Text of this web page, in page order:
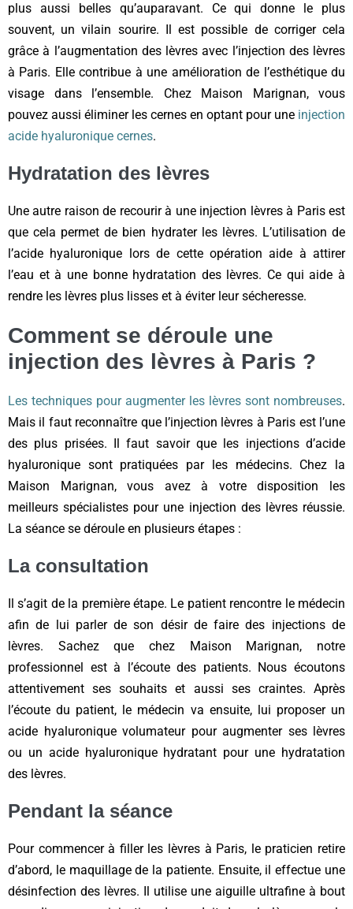
plus aussi belles qu’auparavant. Ce qui donne le plus
souvent, un vilain sourire. Il est possible de corriger cela
grâce à l’augmentation des lèvres avec l’injection des lèvres
à Paris. Elle contribue à une amélioration de l’esthétique du
visage dans l’ensemble. Chez Maison Marignan, vous
pouvez aussi éliminer les cernes en optant pour une injection
acide hyaluronique cernes.
Hydratation des lèvres
Une autre raison de recourir à une injection lèvres à Paris est
que cela permet de bien hydrater les lèvres. L’utilisation de
l’acide hyaluronique lors de cette opération aide à attirer
l’eau et à une bonne hydratation des lèvres. Ce qui aide à
rendre les lèvres plus lisses et à éviter leur sécheresse.
Comment se déroule une
injection des lèvres à Paris ?
Les techniques pour augmenter les lèvres sont nombreuses.
Mais il faut reconnaître que l’injection lèvres à Paris est l’une
des plus prisées. Il faut savoir que les injections d’acide
hyaluronique sont pratiquées par les médecins. Chez la
Maison Marignan, vous avez à votre disposition les
meilleurs spécialistes pour une injection des lèvres réussie.
La séance se déroule en plusieurs étapes :
La consultation
Il s’agit de la première étape. Le patient rencontre le médecin
afin de lui parler de son désir de faire des injections de
lèvres. Sachez que chez Maison Marignan, notre
professionnel est à l’écoute des patients. Nous écoutons
attentivement ses souhaits et aussi ses craintes. Après
l’écoute du patient, le médecin va ensuite, lui proposer un
acide hyaluronique volumateur pour augmenter ses lèvres
ou un acide hyaluronique hydratant pour une hydratation
des lèvres.
Pendant la séance
Pour commencer à filler les lèvres à Paris, le praticien retire
d’abord, le maquillage de la patiente. Ensuite, il effectue une
désinfection des lèvres. Il utilise une aiguille ultrafine à bout